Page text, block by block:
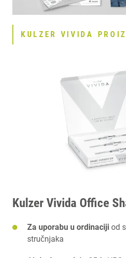
KULZER VIVIDA
Kulzer Vivida Office
Za uporabu u ordinaciji od
stručnjaka